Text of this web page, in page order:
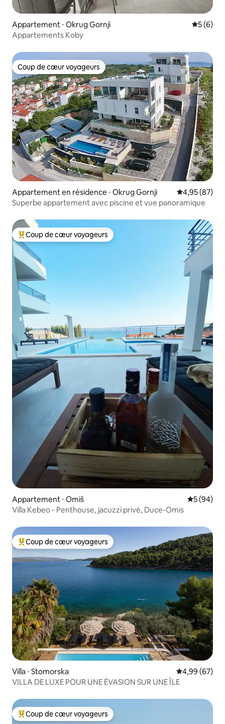
Appartement ⋅ Okrug Gornji
5 (6)
Appartements Koby
Coup de cœur voyageurs
Coup de cœur voyageurs
Appartement en résidence ⋅ Okrug Gornji Évaluation
4,95 (87)
Superbe appartement avec piscine et vue panoramique
Coups de cœur voyageurs les plus appréciés
Coup de cœur voyageurs
Appartement ⋅ Omiš
5 (94)
Villa Kebeo - Penthouse, jacuzzi privé, Duce-Omis
Coups de cœur voyageurs les plus appréciés
Coup de cœur voyageurs
Villa ⋅ Stomorska Évaluation
4,99 (67)
VILLA DE LUXE POUR UNE ÉVASION SUR UNE ÎLE
Coups de cœur voyageurs les plus appréciés
Coup de cœur voyageurs